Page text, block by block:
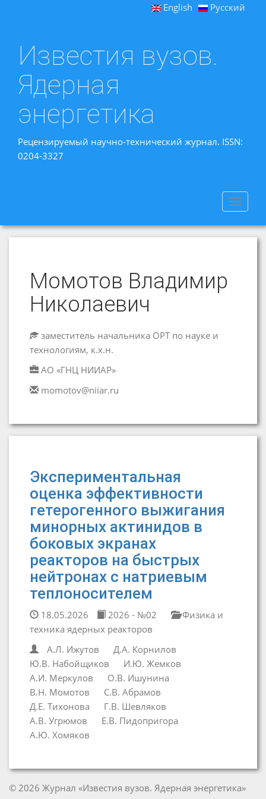
English Русский
Известия вузов.
Ядерная
энергетика
Рецензируемый научно-технический журнал. ISSN:
0204-3327
Toggle
Момотов Владимир
Николаевич
заместитель начальника ОРТ по науке и
технологиям, к.х.н.
АО «ГНЦ НИИАР»
momotov@niiar.ru
Экспериментальная
оценка эффективности
гетерогенного выжигания
минорных актинидов в
боковых экранах
реакторов на быстрых
нейтронах с натриевым
теплоносителем
18.05.2026 2026 - №02
Физика и
техника ядерных реакторов
А.Л. Ижутов
Д.А. Корнилов
Ю.В. Набойщиков
И.Ю. Жемков
А.И. Меркулов
О.В. Ишунина
В.Н. Момотов
С.В. Абрамов
Д.Е. Тихонова
Г.В. Шевляков
А.В. Угрюмов
Е.В. Пидопригора
А.Ю. Хомяков
© 2026 Журнал «Известия вузов. Ядерная энергетика»